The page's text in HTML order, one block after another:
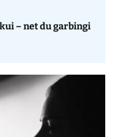
– net du garbingi